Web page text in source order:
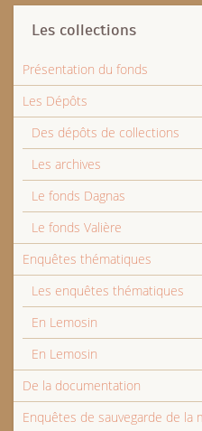
Les collections
Présentation du fonds
Les Dépôts
Des dépôts de collections
Les archives
Le fonds Dagnas
Le fonds Valière
Enquêtes thématiques
Les enquêtes thématiques
En Lemosin
En Lemosin
De la documentation
Enquêtes de sauvegarde de la